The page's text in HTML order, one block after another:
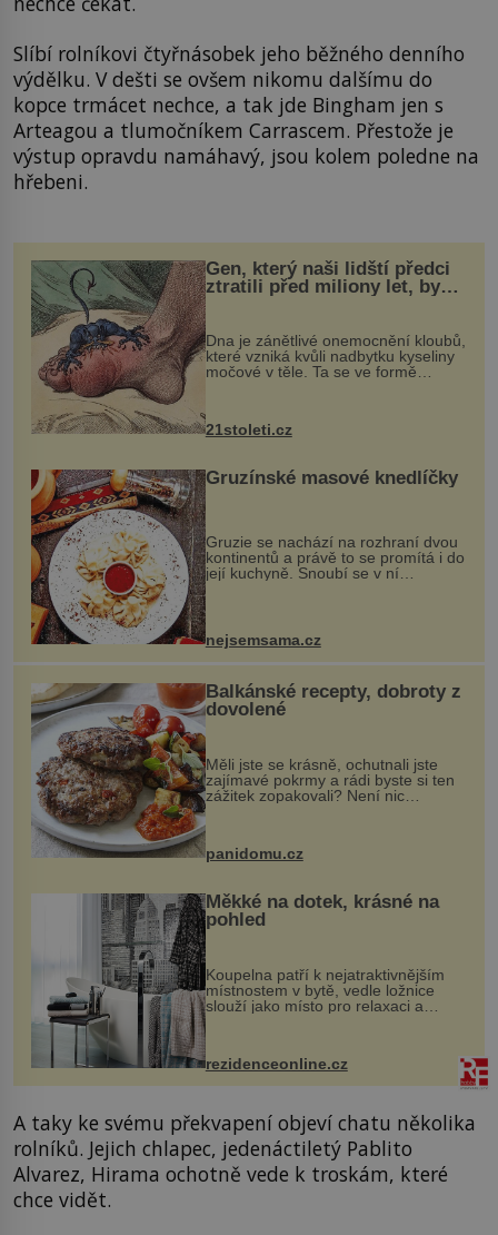
Slíbí rolníkovi čtyřnásobek jeho běžného denního
výdělku. V dešti se ovšem nikomu dalšímu do
kopce trmácet nechce, a tak jde Bingham jen s
Arteagou a tlumočníkem Carrascem. Přestože je
výstup opravdu namáhavý, jsou kolem poledne na
hřebeni.
Gen, který naši lidští předci
ztratili před miliony let, by
mohl pomoci s léčbou
„nemoci králů“
Dna je zánětlivé onemocnění kloubů,
které vzniká kvůli nadbytku kyseliny
močové v těle. Ta se ve formě
nohou, a způsobuje bole...
21stoleti.cz
Gruzínské masové knedlíčky
Gruzie se nachází na rozhraní dvou
kontinentů a právě to se promítá i do
její kuchyně. Snoubí se v ní
evropské a asijské chutě a díky tomu
vznikají rozmanité a chuťově bohaté
pokrmy, které rozhodně st...
nejsemsama.cz
Balkánské recepty, dobroty z
dovolené
Měli jste se krásně, ochutnali jste
zajímavé pokrmy a rádi byste si ten
zážitek zopakovali? Není nic
snazšího. Pljeskavica (10 porcí)
Možná jste ji ochutnali na dovolené v
panidomu.cz
Měkké na dotek, krásné na
pohled
Koupelna patří k nejatraktivnějším
místnostem v bytě, vedle ložnice
slouží jako místo pro relaxaci a
odpočinek. Koupelnový textil –
ručníky, osušky a koberečky –
mohou jako mávnutím kouzelného
proutku...
rezidenceonline.cz
A taky ke svému překvapení objeví chatu několika
rolníků. Jejich chlapec, jedenáctiletý Pablito
Alvarez, Hirama ochotně vede k troskám, které
chce vidět.